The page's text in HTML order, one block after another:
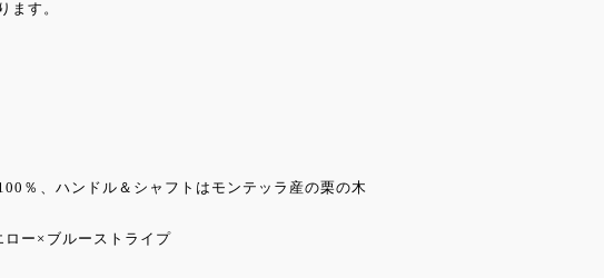
ます。
％、ハンドル＆シャフトはモンテッラ産の栗の木
ー×ブルーストライプ